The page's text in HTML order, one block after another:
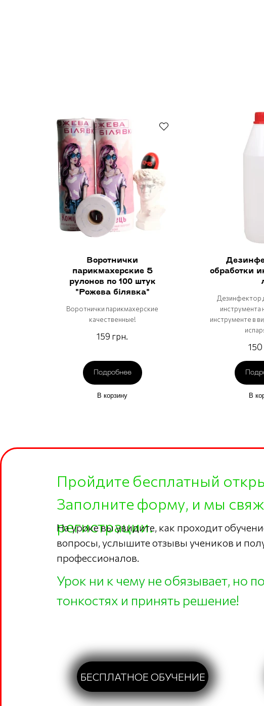
Воротнички
парикмахерские 5
рулонов по 100 штук
"Рожева бiлявка"
Воротнички парикмахерские
качественные!
159 грн.
Подробнее
В корзину
обработки
Дезинфектор
инструмента
инструменте в
150
В
БЕСПЛАТНОЕ ОБУЧЕНИЕ
Пройдите бесплатный
Заполните форму, и мы
регистрации.
На уроке вы увидите, как проходит
вопросы, услышите отзывы учеников и
профессионалов.
Урок ни к чему не обязывает, но
тонкостях и принять решение!